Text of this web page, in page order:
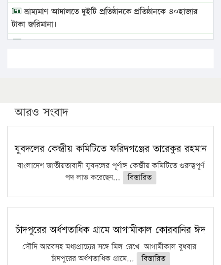
ভ্রাম্যমাণ আদালতে দুইটি প্রতিষ্ঠানকে প্রতিষ্ঠানকে ৪০হাজার
টাকা জরিমানা।
এবার লঞ্চের ভাড়া বাড়ল
পিএইচডি করছেন কুয়েটের কৃতি…
সারা দেশে বজ্রাঘাতে ১৪ জনের প্রাণহানি
কঠোর হচ্ছে এসএসসি ও এইচএসসি পরীক্ষা
ফরিদগঞ্জে আগুনে পুড়লো ৬ ব্যবসা প্রতিষ্ঠান
আরও সংবাদ
যুবদলের কেন্দ্রীয় কমিটিতে ফরিদগঞ্জের তারেকুর রহমান
বাংলাদেশ জাতীয়তাবাদী যুবদলের পূর্ণাঙ্গ কেন্দ্রীয় কমিটিতে গুরুত্বপূর্ণ
পদ লাভ করেছেন...
বিস্তারিত
চাঁদপুরের অর্ধশতাধিক গ্রামে আগামীকাল কোরবানির ঈদ
সৌদি আরবসহ মধ্যপ্রাচ্যের সঙ্গে মিল রেখে আগামীকাল বুধবার
চাঁদপুরের অর্ধশতাধিক গ্রামে...
বিস্তারিত